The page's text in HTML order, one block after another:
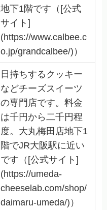
地下1階です（[公式
サイト]
(https://www.calbee.c
o.jp/grandcalbee/)）
日持ちするクッキー
などチーズスイーツ
の専門店です。料金
は千円から二千円程
度。大丸梅田店地下1
階でJR大阪駅に近い
です（[公式サイト]
(https://umeda-
cheeselab.com/shop/
daimaru-umeda/)）